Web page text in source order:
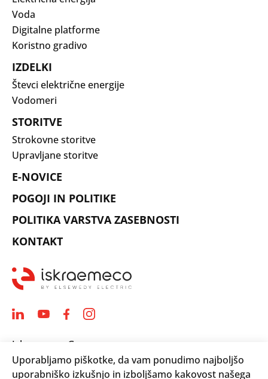
Voda
Digitalne platforme
Koristno gradivo
IZDELKI
Števci električne energije
Vodomeri
STORITVE
Strokovne storitve
Upravljane storitve
E-NOVICE
POGOJI IN POLITIKE
POLITIKA VARSTVA ZASEBNOSTI
KONTAKT
Iskraemeco Group
Savska loka 4
Uporabljamo piškotke, da vam ponudimo najboljšo
uporabniško izkušnjo in izboljšamo kakovost našega